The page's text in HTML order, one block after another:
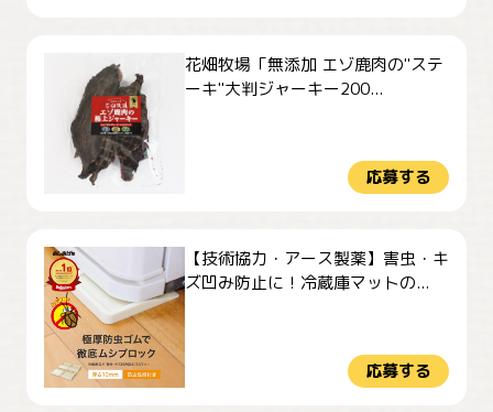
花畑牧場「無添加 エゾ鹿肉の"ステ
ーキ"大判ジャーキー200...
応募する
【技術協力・アース製薬】害虫・キ
ズ凹み防止に！冷蔵庫マットの...
応募する